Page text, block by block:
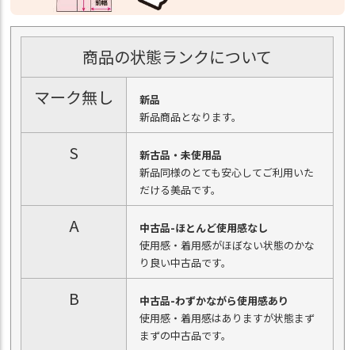
商品の状態ランクについて
マーク無し
新品
新品商品となります。
S
新古品・未使用品
新品同様のとても安心してご利用いた
だける美品です。
A
中古品-ほとんど使用感なし
使用感・着用感がほぼない状態のかな
り良い中古品です。
B
中古品-わずかながら使用感あり
使用感・着用感はありますが状態まず
まずの中古品です。